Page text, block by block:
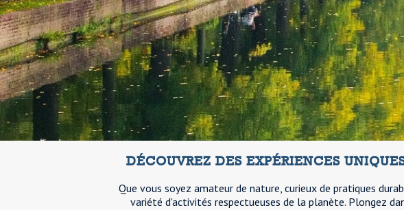
DÉCOUVREZ DES EXPÉRIENCES
Que vous soyez amateur de nature, curieux de pratiques
variété d'activités respectueuses de la planète. Plongez